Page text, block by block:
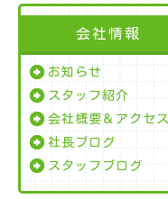
会社情報
お知らせ
スタッフ紹介
会社概要＆アクセス
社長ブログ
スタッフブログ